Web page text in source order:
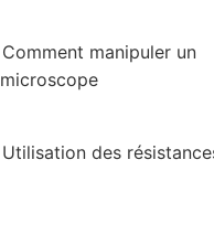
Comment manipuler un
microscope
Utilisation des